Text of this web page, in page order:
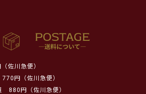
佐川急便）
770円（佐川急便）
880円（佐川急便）